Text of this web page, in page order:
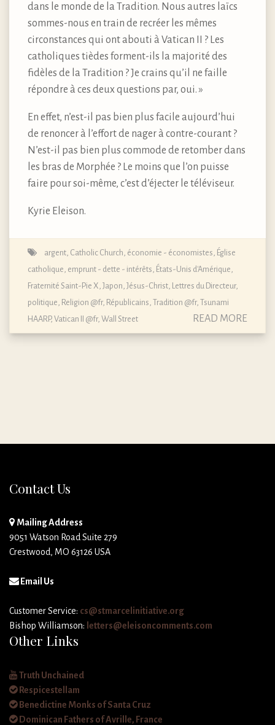
dans le monde de la Tradition. Nous autres laïcs
sommes-nous en train de recréer les mêmes
circonstances qui ont abouti à Vatican II ? Les
catholiques tièdes forment-ils la majorité des
fidèles de la Tradition ? Je crains qu’il ne faille
répondre à ces deux questions par, oui. »
En effet, n’est-il pas bien plus facile aujourd’hui
de renoncer à l’effort de nager à contre-courant ?
N’est-il pas bien plus commode de retomber dans
les bras de Morphée ? Le moins que l’on puisse
faire pour soi-même, c’est d’éjecter le téléviseur.
Kyrie Eleison.
argent Catholic Church économie - économistes Église
catholique emprunt - dette - intérêts États-Unis d'Amérique
Fraternité Saint-Pie X Japon Jésus-Christ Lettres du Directeur,
politique Religion @fr, Républicains Tradition @fr, Tsunami
HAARP, Vatican II @fr, Wall Street READ MORE
Contact Us
Mailing Address
9051 Watson Road Suite 279
Crestwood, MO 63126 USA
Email Us
Customer Service: cs@stmarcelinitiative.org
Bishop Williamson: letters@eleisoncomments.com
Other Links
Truth Unchained
Respicestellam
Benedictine Monks of Santa Cruz
Dominican Fathers of Avrille, France